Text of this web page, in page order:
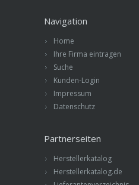
Navigation
Home
Ihre Firma eintragen
Suche
Kunden-Login
Impressum
Datenschutz
Partnerseiten
Herstellerkatalog
Herstellerkatalog.de